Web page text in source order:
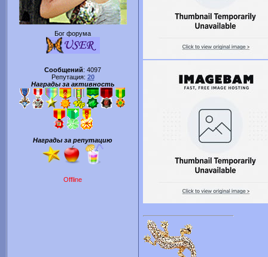
Бог форума
Сообщений: 4097
Репутация: 20
Награды за активность
Награды за репутацию
Offline